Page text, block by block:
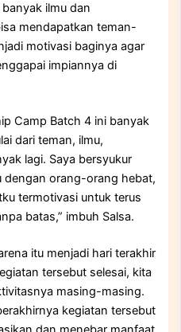
ilmu dan
mendapatkan teman-
motivasi baginya agar
impiannya di
Camp Batch 4 ini banyak
dari teman, ilmu,
lagi. Saya bersyukur
dengan orang-orang hebat,
termotivasi untuk terus
batas,” imbuh Salsa.
itu menjadi hari terakhir
tersebut selesai, kita
masing-masing.
kegiatan tersebut